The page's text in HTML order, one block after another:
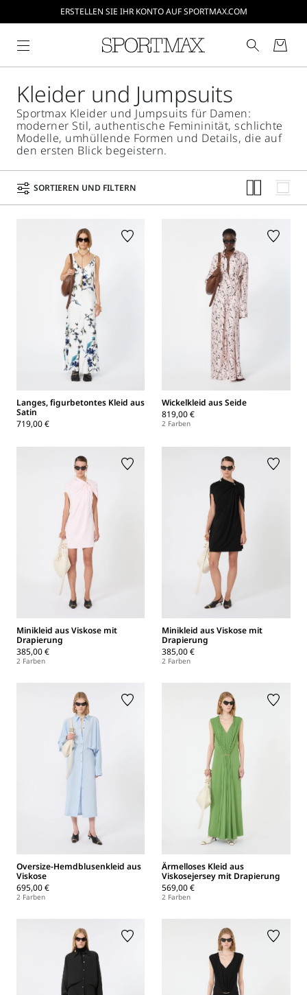
ERSTELLEN SIE IHR KONTO AUF SPORTMAX.COM
Kleider und Jumpsuits
Sportmax Kleider und Jumpsuits für Damen:
moderner Stil, authentische Femininität, schlichte
Modelle, umhüllende Formen und Details, die auf
den ersten Blick begeistern.
SORTIEREN UND FILTERN
Langes, figurbetontes Kleid aus
Satin
719,00 €
Wickelkleid aus Seide
819,00 €
2 Farben
Minikleid aus Viskose mit
Drapierung
385,00 €
2 Farben
Minikleid aus Viskose mit
Drapierung
385,00 €
2 Farben
Oversize-Hemdblusenkleid aus
Viskose
695,00 €
2 Farben
Ärmelloses Kleid aus
Viskosejersey mit Drapierung
569,00 €
2 Farben